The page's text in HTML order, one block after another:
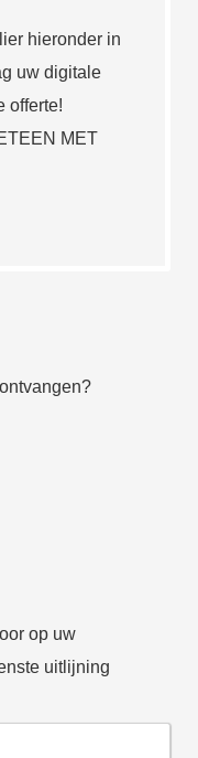
hieronder in
uw digitale
offerte!
MET
op uw
uitlijning